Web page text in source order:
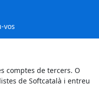
vos
comptes de tercers. O
de Softcatalà i entreu